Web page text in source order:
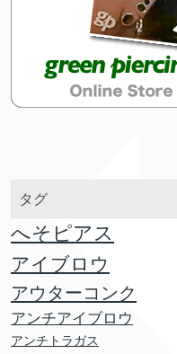
タグ
へそピアス
アイブロウ
アウターコンク
アンチアイブロウ
アンチトラガス